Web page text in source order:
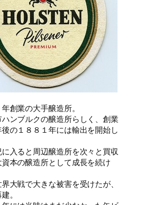
創業の大手醸造所。
ンブルクの醸造所らしく、創業
の１８８１年には輸出を開始し
に入ると周辺醸造所を次々と買収
資本の醸造所として成長を続け
大戦で大きな被害を受けたが、
。